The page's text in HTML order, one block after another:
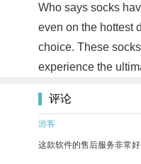
Who says socks
even on the hottest
choice. These
experience the
评论
游客
这款软件的售后服务非常